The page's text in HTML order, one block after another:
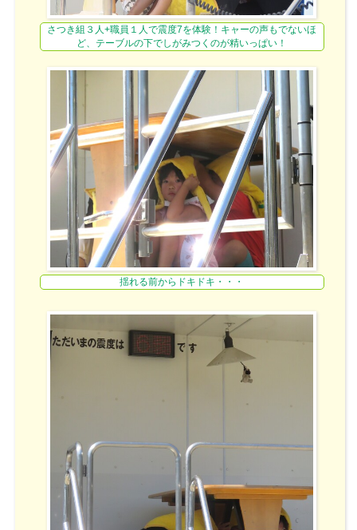
さつき組３人+職員１人で震度7を体験！キャーの声もでないほ
ど、テーブルの下でしがみつくのが精いっぱい！
揺れる前からドキドキ・・・